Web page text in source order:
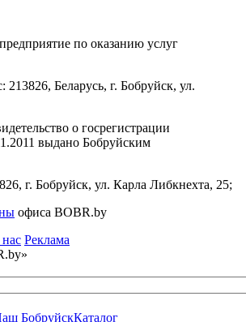
по оказанию услуг
213826, Беларусь, г. Бобруйск, ул.
о госрегистрации
выдано Бобруйским
г. Бобруйск, ул. Карла Либкнехта, 25;
офиса BOBR.by
Реклама
БобруйскКаталог